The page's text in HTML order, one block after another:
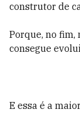
construtor de
Porque, no fim,
consegue
E essa é a